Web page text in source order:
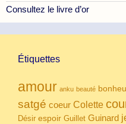
Consultez le livre d’or
Étiquettes
amour anku beauté
satgé coeur Colette
Désir espoir Guillet Guinard